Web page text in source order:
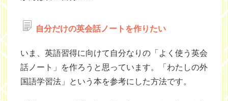
自分だけの英会話ノートを作りたい
いま、英語習得に向けて自分なりの「よく使う英会
話ノート」を作ろうと思っています。「わたしの外
国語学習法」という本を参考にした方法です。